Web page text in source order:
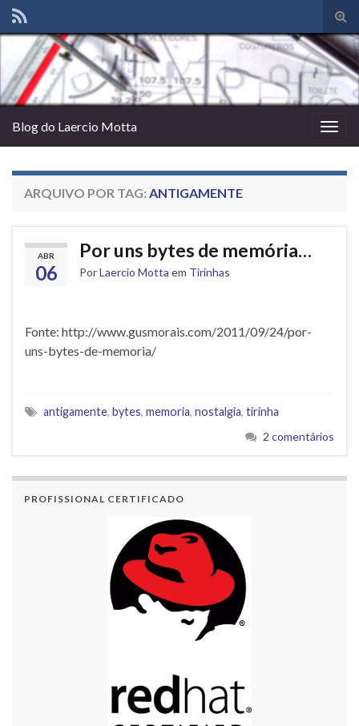
de
Blog do Laercio Motta
ARQUIVO POR TAG: ANTIGAMENTE
ABR
06
Por uns bytes de memória…
PorLaercio Motta em Tirinhas
Fonte: http://www.gusmorais.com/2011/09/24/por-
uns-bytes-de-memoria/
antigamente, bytes, memoria, nostalgia, tirinha
2 comentários
PROFISSIONAL CERTIFICADO